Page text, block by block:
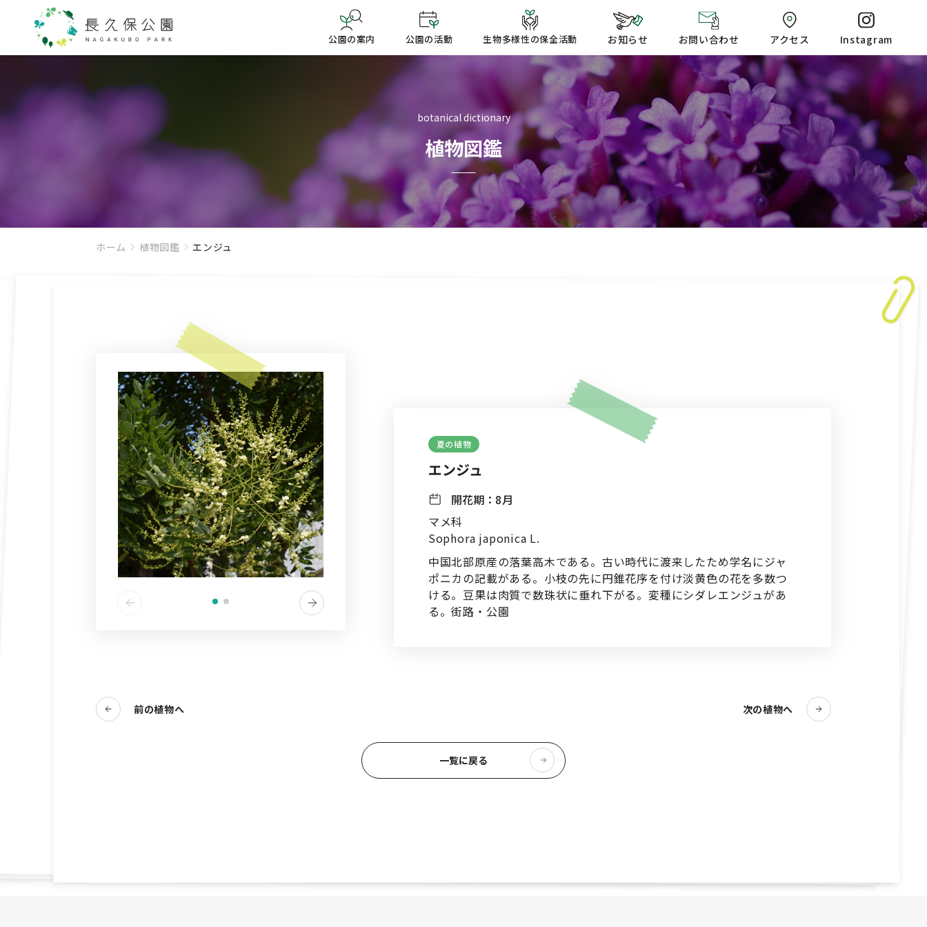
公園の案内 公園の活動 生物多様性の保全活動 お知らせ お問い合わせ アクセス Instagram
botanical dictionary
植物図鑑
ホーム 植物図鑑 エンジュ
夏の植物
エンジュ
開花期： 8月
マメ科
Sophora japonica L.
中国北部原産の落葉高木である。古い時代に渡来したため学名にジャ
ポニカの記載がある。小枝の先に円錐花序を付け淡黄色の花を多数つ
ける。豆果は肉質で数珠状に垂れ下がる。変種にシダレエンジュがあ
る。街路・公園
前の植物へ
一覧に戻る
次の植物へ